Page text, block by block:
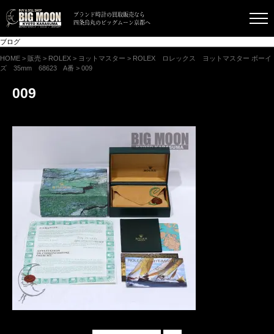
ブランド時計の買取販売なら
四条烏丸のビッグムーン京都へ
ブログ
HOME > 販売 > ROLEX > ヨットマスター > ROLEX ロレックス ヨットマスター ボーイ
ズ 35mm 68623 A番 > 009
009